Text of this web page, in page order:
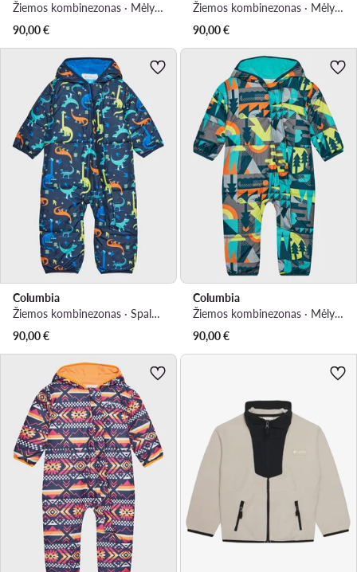
Žiemos kombinezonas · Mėlyna
90,00€
Žiemos kombinezonas · Mėlyna
90,00€
Columbia
Žiemos kombinezonas · Spalvota
90,00€
Columbia
Žiemos kombinezonas · Mėlyna
90,00€